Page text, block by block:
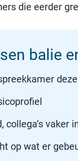
die eerder
balie
collega’s vaker
op wat er